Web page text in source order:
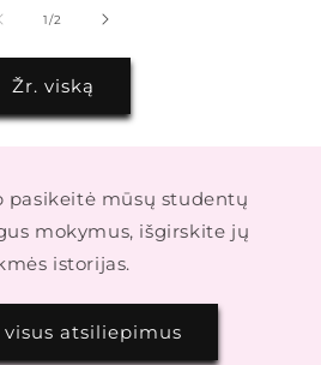
1/iš
2
Žr. viską
pasikeitė mūsų studentų
mokymus, išgirskite jų
istorijas.
atsiliepimus